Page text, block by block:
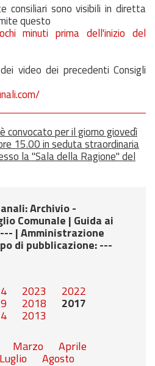
consiliari sono visibili in diretta
questo
minuti prima dell'inizio del
video dei precedenti Consigli
convocato per il giorno giovedì
15.00 in seduta straordinaria
la "Sala della Ragione" del
: Archivio -
Comunale | Guida ai
|Amministrazione
di pubblicazione: ---
2023 2022
2018 2017
2013
Marzo Aprile
Luglio Agosto